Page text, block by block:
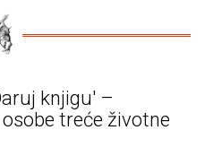
knjigu' –
treće životne